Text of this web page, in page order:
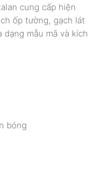
cung cấp hiện
ốp tường, gạch lát
mẫu mã và kích
bóng